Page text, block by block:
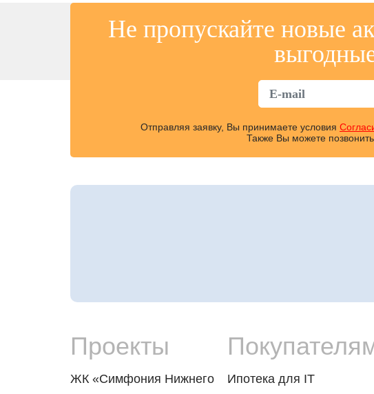
Не пропускайте новые
Отправляя заявку, Вы принимаете условия
Также Вы можете
Проекты
ЖК «Симфония Нижнего Ипотека для IT